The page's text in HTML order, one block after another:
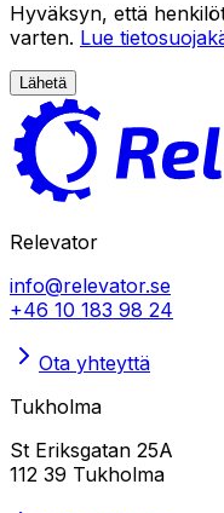
Hyväksyn, että
varten. Lue
Lähetä
Relevator
info@relevator.se
+46 10 183 98 24
Ota yhteyttä
Tukholma
St Eriksgatan 25A
112 39 Tukholma